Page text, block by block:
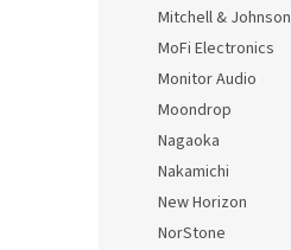
Mitchell & Johnson
MoFi Electronics
Monitor Audio
Moondrop
Nagaoka
Nakamichi
New Horizon
NorStone